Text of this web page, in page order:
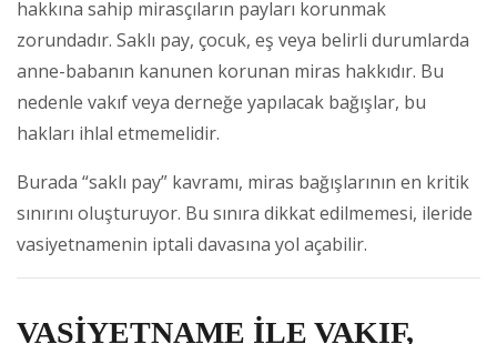
hakkına sahip mirasçıların payları korunmak
zorundadır. Saklı pay, çocuk, eş veya belirli durumlarda
anne-babanın kanunen korunan miras hakkıdır. Bu
nedenle vakıf veya derneğe yapılacak bağışlar, bu
hakları ihlal etmemelidir.
Burada “saklı pay” kavramı, miras bağışlarının en kritik
sınırını oluşturuyor. Bu sınıra dikkat edilmemesi, ileride
vasiyetnamenin iptali davasına yol açabilir.
VASİYETNAME İLE VAKIF,